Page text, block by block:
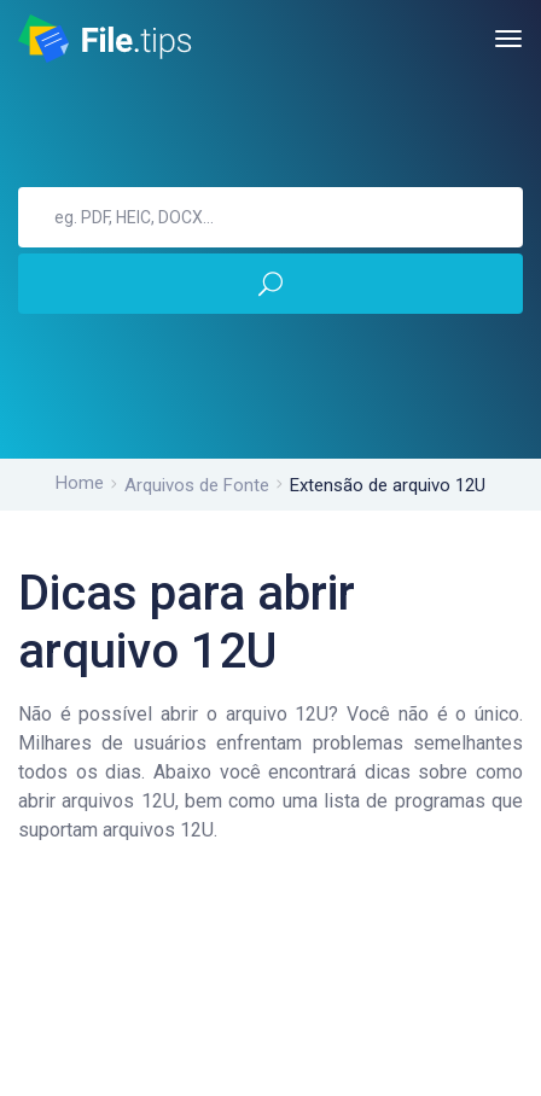
Home Arquivos de Fonte Extensão de arquivo 12U
Dicas para abrir
arquivo 12U
Não é possível abrir o arquivo 12U? Você não é o único.
Milhares de usuários enfrentam problemas semelhantes
todos os dias. Abaixo você encontrará dicas sobre como
abrir arquivos 12U, bem como uma lista de programas que
suportam arquivos 12U.